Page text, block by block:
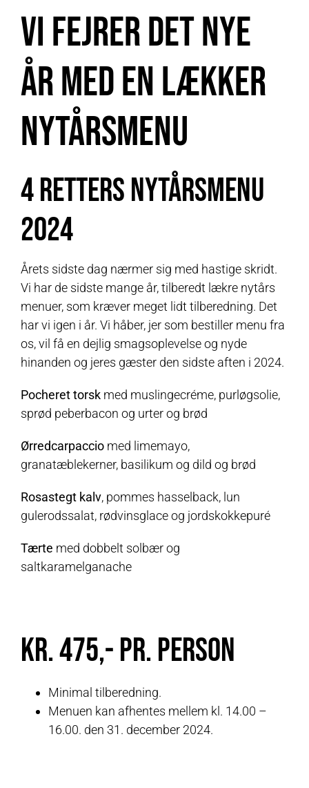
Vi fejrer det nye
år med en lækker
nytårsmenu
4 retters nytårsmenu
2024
Årets sidste dag nærmer sig med hastige skridt.
Vi har de sidste mange år, tilberedt lækre nytårs
menuer, som kræver meget lidt tilberedning. Det
har vi igen i år. Vi håber, jer som bestiller menu fra
os, vil få en dejlig smagsoplevelse og nyde
hinanden og jeres gæster den sidste aften i 2024.
Pocheret torskmed muslingecréme, purløgsolie,
sprød peberbacon og urter og brød
Ørredcarpacciomed limemayo,
granatæblekerner, basilikum og dild og brød
Rosastegt kalv, pommes hasselback, lun
gulerodssalat, rødvinsglace og jordskokkepuré
Tærte med dobbelt solbær og
saltkaramelganache
kr. 475,- pr. person
Minimal tilberedning.
Menuen kan afhentes mellem kl. 14.00 –
16.00. den 31. december 2024.